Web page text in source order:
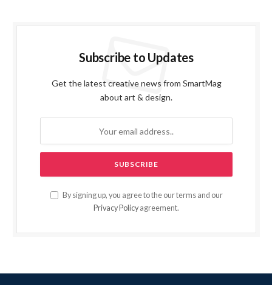
Subscribe to Updates
Get the latest creative news from SmartMag
about art & design.
By signing up, you agree to the our terms and our
Privacy Policy agreement.